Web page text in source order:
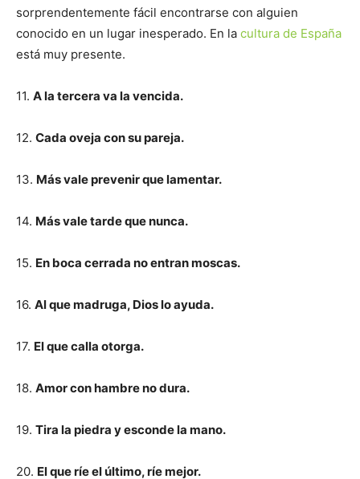
sorprendentemente fácil encontrarse con alguien
conocido en un lugar inesperado. En la cultura de España
está muy presente.
11. A la tercera va la vencida.
12. Cada oveja con su pareja.
13. Más vale prevenir que lamentar.
14. Más vale tarde que nunca.
15. En boca cerrada no entran moscas.
16. Al que madruga, Dios lo ayuda.
17. El que calla otorga.
18. Amor con hambre no dura.
19. Tira la piedra y esconde la mano.
20. El que ríe el último, ríe mejor.